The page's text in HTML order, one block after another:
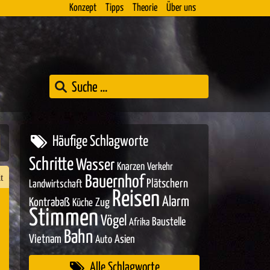
Konzept Tipps Theorie Über uns
Häufige Schlagworte
SchritteWasser Knarzen Verkehr
Landwirtschaft Bauernhof Plätschern
Kontrabaß Küche Zug Reisen Alarm
StimmenVögel Afrika Baustelle
Vietnam Bahn Auto Asien
Alle Schlagworte